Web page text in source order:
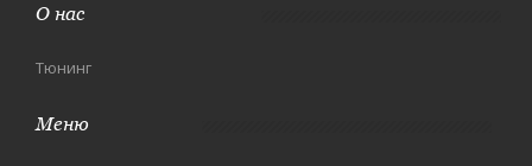
О нас
Тюнинг
Меню